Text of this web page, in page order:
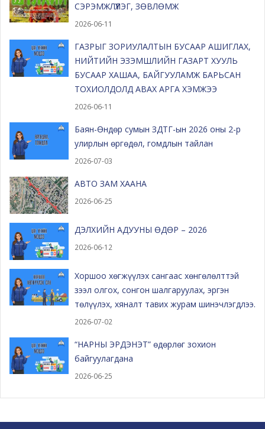
СЭРЭМЖЛҮҮЛЭГ, ЗӨВЛӨМЖ
2026-06-11
ГАЗРЫГ ЗОРИУЛАЛТЫН БУСААР АШИГЛАХ,
НИЙТИЙН ЭЗЭМШЛИЙН ГАЗАРТ ХУУЛЬ
БУСААР ХАШАА, БАЙГУУЛАМЖ БАРЬСАН
ТОХИОЛДОЛД АВАХ АРГА ХЭМЖЭЭ
2026-06-11
Баян-Өндөр сумын ЗДТГ-ын 2026 оны 2-р
улирлын өргөдөл, гомдлын тайлан
2026-07-03
АВТО ЗАМ ХААНА
2026-06-25
ДЭЛХИЙН АДУУНЫ ӨДӨР – 2026
2026-06-12
Хоршоо хөгжүүлэх сангаас хөнгөлөлттэй
зээл олгох, сонгон шалгаруулах, эргэн
төлүүлэх, хяналт тавих журам шинэчлэгдлээ.
2026-07-02
“НАРНЫ ЭРДЭНЭТ” өдөрлөг зохион
байгуулагдана
2026-06-25